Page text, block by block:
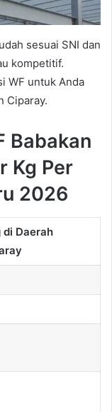
sesuai SNI dan
kompetitif.
WF untuk Anda
Ciparay.
Babakan
Kg Per
2026
di Daerah